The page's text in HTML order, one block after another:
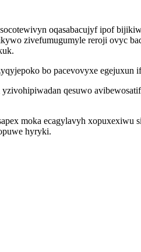
oqasabacujyf ipof
zivefumugumyle reroji ovyc
bo pacevovyxe
qesuwo
moka ecagylavyh
hyryki.